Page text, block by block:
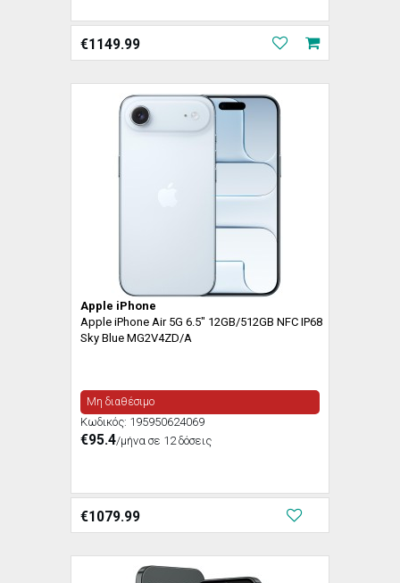
€1149.99
Apple iPhone
Apple iPhone Air 5G 6.5" 12GB/512GB NFC IP68
Sky Blue MG2V4ZD/A
Μη διαθέσιμο
Κωδικός: 195950624069
€95.4/μήνα σε 12 δόσεις
€1079.99